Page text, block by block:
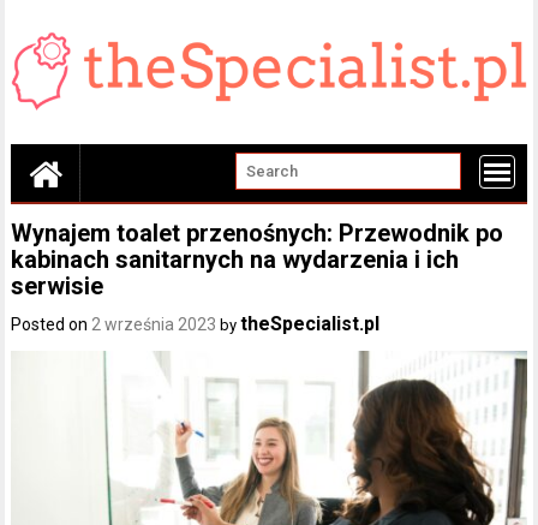
content
Wynajem toalet przenośnych: Przewodnik po
kabinach sanitarnych na wydarzenia i ich
serwisie
Posted on 2 września 2023 bytheSpecialist.pl